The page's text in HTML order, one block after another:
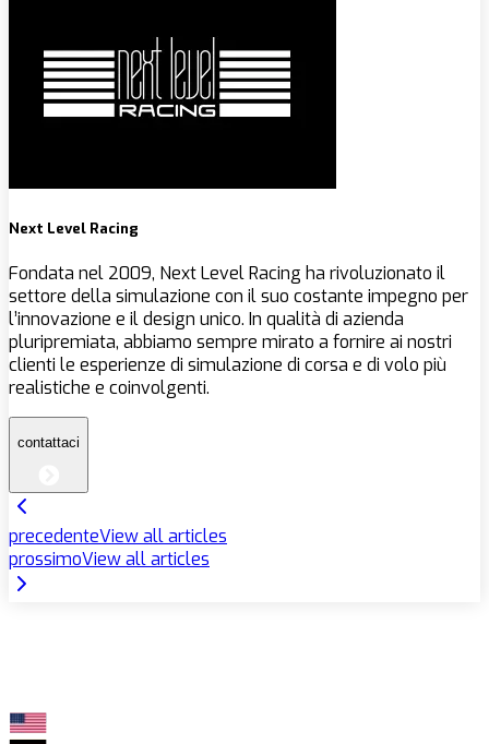
Next Level Racing
Fondata nel 2009, Next Level Racing ha rivoluzionato il
settore della simulazione con il suo costante impegno per
l’innovazione e il design unico. In qualità di azienda
pluripremiata, abbiamo sempre mirato a fornire ai nostri
clienti le esperienze di simulazione di corsa e di volo più
realistiche e coinvolgenti.
contattaci
precedenteView all articles
prossimoView all articles